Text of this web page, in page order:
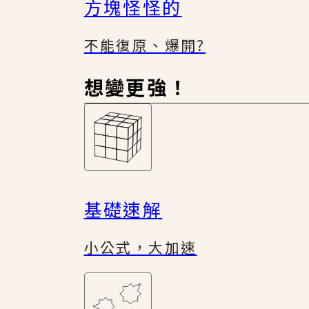
方塊怪怪的
不能復原、爆開?
想變更強！
基礎速解
小公式，大加速